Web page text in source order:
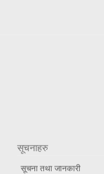
सूचनाहरु
सूचना तथा जानकारी